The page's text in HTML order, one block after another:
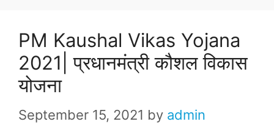
PM Kaushal Vikas Yojana
2021| प्रधानमंत्री कौशल विकास
योजना
September 15, 2021 by admin